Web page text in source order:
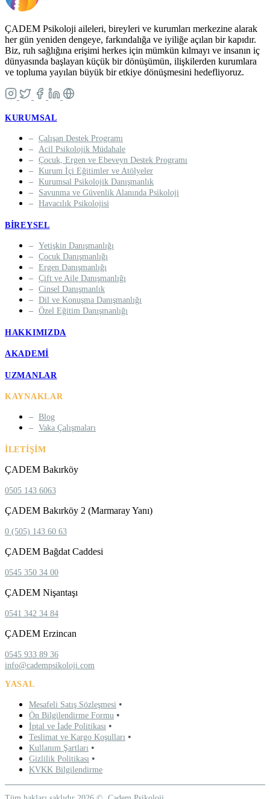
ÇADEM Psikoloji aileleri, bireyleri ve kurumları merkezine alarak
her gün yeniden dengeye, farkındalığa ve iyiliğe açılan bir kapıdır.
Biz, ruh sağlığına erişimi herkes için mümkün kılmayı ve insanın iç
dünyasında başlayan küçük bir dönüşümün, ilişkilerden kurumlara
ve topluma yayılan büyük bir etkiye dönüşmesini hedefliyoruz.
KURUMSAL
Çalışan Destek Programı
Acil Psikolojik Müdahale
Çocuk, Ergen ve Ebeveyn Destek Programı
Kurum İçi Eğitimler ve Atölyeler
Kurumsal Psikolojik Danışmanlık
Savunma ve Güvenlik Alanında Psikoloji
Havacılık Psikolojisi
BIREYSEL
Yetişkin Danışmanlığı
Çocuk Danışmanlığı
Ergen Danışmanlığı
Çift ve Aile Danışmanlığı
Cinsel Danışmanlık
Dil ve Konuşma Danışmanlığı
Özel Eğitim Danışmanlığı
HAKKIMIZDA
AKADEMI
UZMANLAR
KAYNAKLAR
Blog
Vaka Çalışmaları
İLETIŞIM
ÇADEM Bakırköy
0505 143 6063
ÇADEM Bakırköy 2 (Marmaray Yanı)
0 (505) 143 60 63
ÇADEM Bağdat Caddesi
0545 350 34 00
ÇADEM Nişantaşı
0541 342 34 84
ÇADEM Erzincan
0545 933 89 36
info@cadempsikoloji.com
YASAL
Mesafeli Satış Sözleşmesi •
Ön Bilgilendirme Formu •
İptal ve İade Politikası •
Teslimat ve Kargo Koşulları •
Kullanım Şartları •
Gizlilik Politikası •
KVKK Bilgilendirme